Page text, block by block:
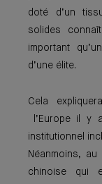
doté d’un
solides
important
d’une élite.
Cela
l’Europe il y
institutionnel
Néanmoins,
chinoise qui